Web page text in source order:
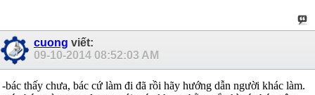
cuong viết:
09-10-2014 08:52:03 AM
-bác thấy chưa, bác cứ làm đi đã rồi hãy hướng dẫn người khác làm.